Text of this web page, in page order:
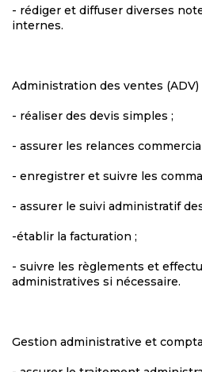
- rédiger et diffuser diverses
internes.
Administration des ventes (ADV)
- réaliser des devis simples ;
- assurer les relances
- enregistrer et suivre les
- assurer le suivi administratif
-établir la facturation ;
- suivre les règlements et
administratives si nécessaire.
Gestion administrative et